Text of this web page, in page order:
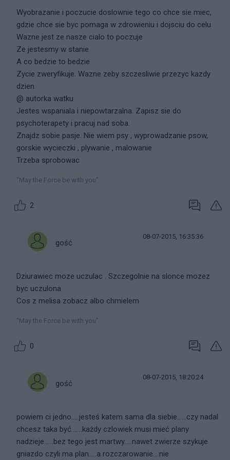
Wyobrazanie i poczucie doslownie tego co chce sie miec,
gdzie chce sie byc pomaga w zdrowieniu i dojsciu do celu
Wazne jest ze nasze cialo to poczuje
Ze jestesmy w stanie
A co bedzie to bedzie
Zycie zweryfikuje. Wazne zeby szczesliwie przezyc kazdy
dzien
@ autorka watku
Jestes wspaniala i niepowtarzalna. Zapisz sie do
psychoterapety i pracuj nad soba.
Znajdz sobie pasje. Nie wiem psy , wyprowadzanie psow,
gorskie wycieczki , plywanie , malowanie
Trzeba sprobowac
"May the Force be with you"
2
gość
08-07-2015, 16:35:36
Dziurawiec moze uczulac . Szczegolnie na slonce mozez
byc uczulona
Cos z melisa zobacz albo chmielem
"May the Force be with you"
0
gość
08-07-2015, 18:20:24
powiem ci jedno.....jesteś katem sama dla siebie......czy nadal
chcesz taka być.......każdy czlowiek musi mieć plany
nadzieje......bez tego jest martwy.....nawet zwierze szykuje
gniazdo czyli ma plan.....a rozczarowanie....nie